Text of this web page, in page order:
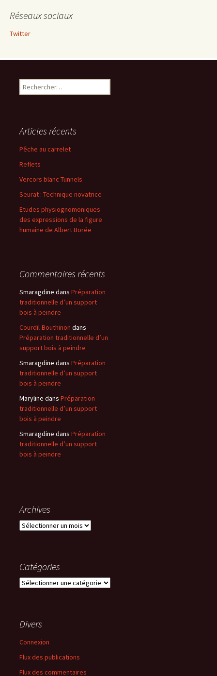
Réseaux sociaux
Twitter
Rechercher :
Articles récents
Pêche au carrelet
Reflets
Vercors blanc Tunnels
Seurat : Technique novatrice
Etudes physiognomoniques
des expressions de la figure
humaine de Albert Borée
Commentaires récents
Smaragdine dans Préparation
traditionnelle d’un support
bois à peindre
Courdil-Bouthinon dans
Préparation traditionnelle d’un
support bois à peindre
Smaragdine dans Préparation
traditionnelle d’un support
bois à peindre
Maryline dans Préparation
traditionnelle d’un support
bois à peindre
Smaragdine dans Préparation
traditionnelle d’un support
bois à peindre
Archives
Archives
Catégories
Catégories
Divers
Connexion
Flux des publications
Flux des commentaires